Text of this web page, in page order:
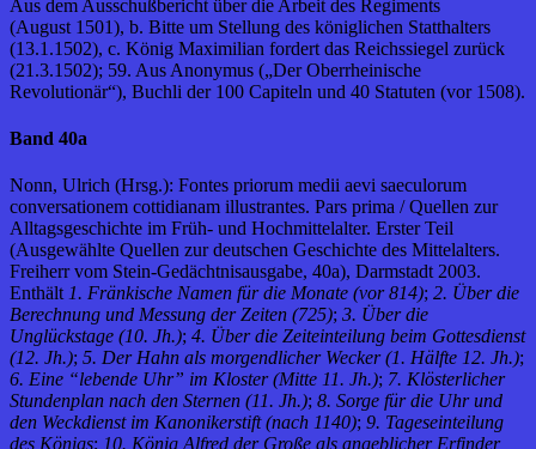
Aus dem Ausschußbericht über die Arbeit des Regiments
(August 1501), b. Bitte um Stellung des königlichen Statthalters
(13.1.1502), c. König Maximilian fordert das Reichssiegel zurück
(21.3.1502); 59. Aus Anonymus („Der Oberrheinische
Revolutionär“), Buchli der 100 Capiteln und 40 Statuten (vor 1508).
Band 40a
Nonn, Ulrich (Hrsg.): Fontes priorum medii aevi saeculorum
conversationem cottidianam illustrantes. Pars prima / Quellen zur
Alltagsgeschichte im Früh- und Hochmittelalter. Erster Teil
(Ausgewählte Quellen zur deutschen Geschichte des Mittelalters.
Freiherr vom Stein-Gedächtnisausgabe, 40a), Darmstadt 2003.
Enthält 1. Fränkische Namen für die Monate (vor 814); 2. Über die
Berechnung und Messung der Zeiten (725); 3. Über die
Unglückstage (10. Jh.); 4. Über die Zeiteinteilung beim Gottesdienst
(12. Jh.); 5. Der Hahn als morgendlicher Wecker (1. Hälfte 12. Jh.);
6. Eine “lebende Uhr” im Kloster (Mitte 11. Jh.); 7. Klösterlicher
Stundenplan nach den Sternen (11. Jh.); 8. Sorge für die Uhr und
den Weckdienst im Kanonikerstift (nach 1140); 9. Tageseinteilung
des Königs; 10. König Alfred der Große als angeblicher Erfinder